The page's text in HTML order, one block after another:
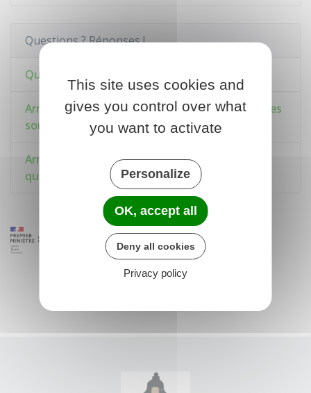
Questions ? Réponses !
Qu'est-ce qu'un CDD sans terme précis ?
Arrêt maladie pendant la période d'essai : quelles
sont les règles ?
Arrêt maladie d'un salarié pendant le préavis :
quelles conséquences ?
This site uses cookies and
gives you control over what
you want to activate
Personalize
OK, accept all
Deny all cookies
Privacy policy